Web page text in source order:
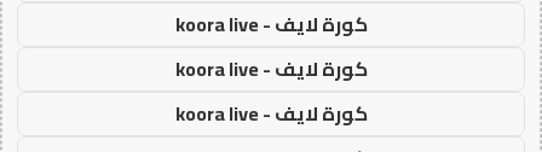
كورة لايف - koora live
كورة لايف - koora live
كورة لايف - koora live